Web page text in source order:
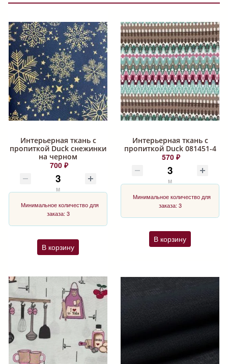
Интерьерная ткань с
пропиткой Duck снежинки
на черном
700 ₽
м
Минимальное количество для
заказа: 3
В корзину
Интерьерная ткань с
пропиткой Duck 081451-4
570 ₽
м
Минимальное количество для
заказа: 3
В корзину